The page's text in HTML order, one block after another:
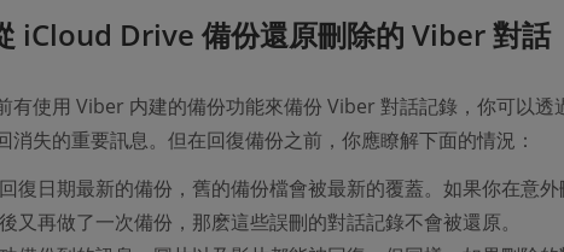
iCloud Drive 備份還原刪除的 Viber 對話
有使用 Viber 内建的備份功能來備份 Viber 對話記錄，你可以透
消失的重要訊息。但在回復備份之前，你應瞭解下面的情況：
復日期最新的備份，舊的備份檔會被最新的覆蓋。如果你在意
又再做了一次備份，那麽這些誤刪的對話記錄不會被還原。